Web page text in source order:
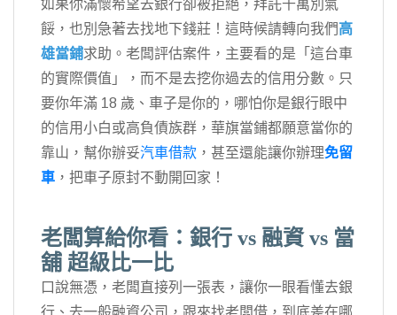
如果你滿懷希望去銀行卻被拒絕，拜託千萬別氣
餒，也別急著去找地下錢莊！這時候請轉向我們高
雄當鋪求助。老闆評估案件，主要看的是「這台車
的實際價值」，而不是去挖你過去的信用分數。只
要你年滿 18 歲、車子是你的，哪怕你是銀行眼中
的信用小白或高負債族群，華旗當鋪都願意當你的
靠山，幫你辦妥汽車借款 ，甚至還能讓你辦理免留
車 ，把車子原封不動開回家！
老闆算給你看：銀行 vs 融資 vs 當
舖 超級比一比
口說無憑，老闆直接列一張表，讓你一眼看懂去銀
行、去一般融資公司，跟來找老闆借，到底差在哪